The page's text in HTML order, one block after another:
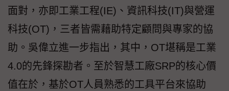
面對，亦即工業工程(IE)、資訊科技(IT)與營運
科技(OT)，三者皆需藉助特定顧問與專家的協
助。吳偉立進一步指出，其中，OT堪稱是工業
4.0的先鋒探勘者。至於智慧工廠SRP的核心價
值在於，基於OT人員熟悉的工具平台來協助